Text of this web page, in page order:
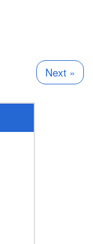
Next »